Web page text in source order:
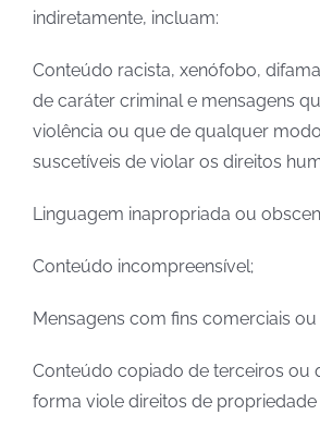
indiretamente, incluam:
Conteúdo racista, xenófobo,
de caráter criminal e mensagens
violência ou que de qualquer
suscetíveis de violar os direitos
Linguagem inapropriada ou
Conteúdo incompreensível;
Mensagens com fins comerciais
Conteúdo copiado de terceiros ou
forma viole direitos de propriedade